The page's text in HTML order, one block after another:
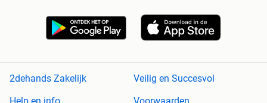
2dehands Zakelijk
Veilig en Succesvol